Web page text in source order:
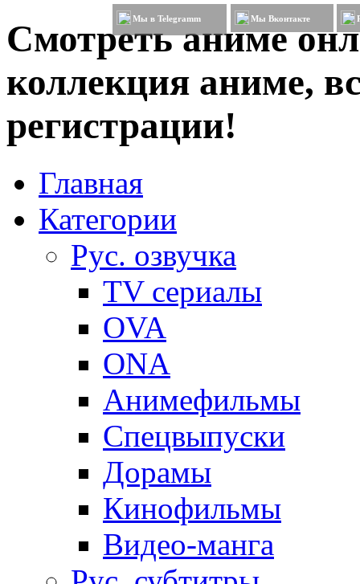
Смотреть аниме
коллекция аниме,
регистрации!
Мы в Telegramm Мы Вконтакте
Главная
Категории
Рус. озвучка
TV сериалы
OVA
ONA
Анимефильмы
Спецвыпуски
Дорамы
Кинофильмы
Видео-манга